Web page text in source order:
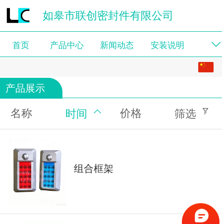
如皋市联创密封件有限公司
首页 产品中心 新闻动态 安装说明
产品展示
名称 时间 价格 筛选
组合框架